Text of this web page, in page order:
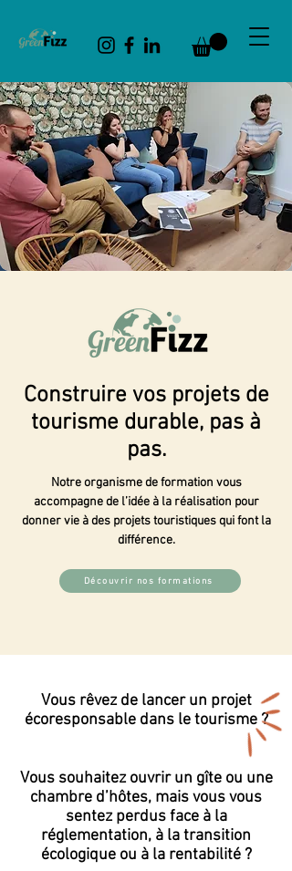
Construire vos projets de
tourisme durable, pas à
pas.
Notre organisme de formation vous
accompagne de l’idée à la réalisation pour
donner vie à des projets touristiques qui font la
différence.
Découvrir nos formations
Vous rêvez de lancer un projet
écoresponsable dans le tourisme ?
Vous souhaitez ouvrir un gîte ou une
chambre d’hôtes, mais vous vous
sentez perdus face à la
réglementation, à la transition
écologique ou à la rentabilité ?​